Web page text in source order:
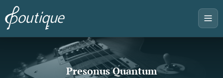
Presonus Quantum